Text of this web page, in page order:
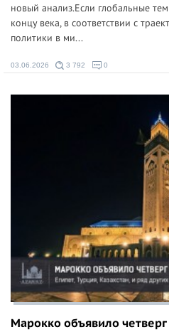
новый анализ.Если глобальные
концу века, в соответствии с
политики в ми...
03.06.2026 3 792 0
Марокко объявило